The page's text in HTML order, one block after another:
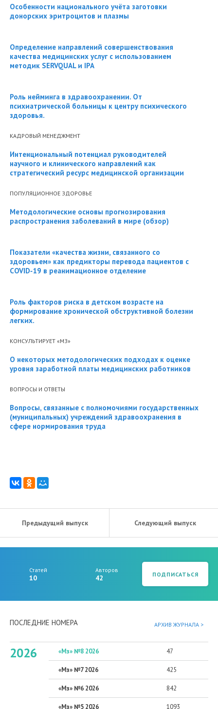
Особенности национального учёта заготовки
донорских эритроцитов и плазмы
Определение направлений совершенствования
качества медицинских услуг с использованием
методик SERVQUAL и IPA
Роль нейминга в здравоохранении. От
психиатрической больницы к центру психического
здоровья.
КАДРОВЫЙ МЕНЕДЖМЕНТ
Интенциональный потенциал руководителей
научного и клинического направлений как
стратегический ресурс медицинской организации
ПОПУЛЯЦИОННОЕ ЗДОРОВЬЕ
Методологические основы прогнозирования
распространения заболеваний в мире (обзор)
Показатели «качества жизни, связанного со
здоровьем» как предикторы перевода пациентов с
COVID‑19 в реанимационное отделение
Роль факторов риска в детском возрасте на
формирование хронической обструктивной болезни
легких.
КОНСУЛЬТИРУЕТ «МЗ»
О некоторых методологических подходах к оценке
уровня заработной платы медицинских работников
ВОПРОСЫ И ОТВЕТЫ
Вопросы, связанные с полномочиями государственных
(муниципальных) учреждений здравоохранения в
сфере нормирования труда
Предыдущий выпуск Следующий выпуск
Статей
10
Авторов
42 ПОДПИСАТЬСЯ
ПОСЛЕДНИЕ НОМЕРА АРХИВ ЖУРНАЛА >
2026 «Мз» №8 2026 47
«Мз» №7 2026 425
«Мз» №6 2026 842
«Мз» №5 2026 1093